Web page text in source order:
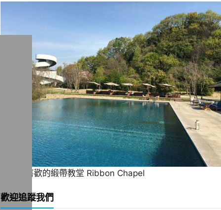
一直很喜歡的緞帶教堂 Ribbon Chapel
歡迎追蹤我們